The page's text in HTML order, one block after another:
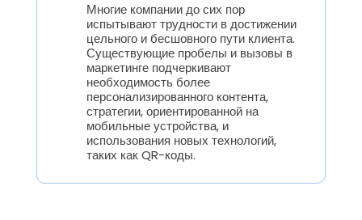
Многие компании до сих пор
испытывают трудности в достижении
цельного и бесшовного пути клиента.
Существующие пробелы и вызовы в
маркетинге подчеркивают
необходимость более
персонализированного контента,
стратегии, ориентированной на
мобильные устройства, и
использования новых технологий,
таких как QR-коды.